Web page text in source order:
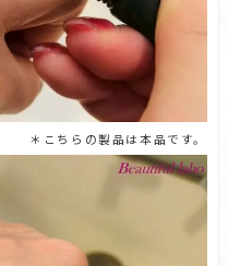
＊こちらの製品は本品です。